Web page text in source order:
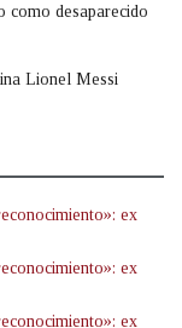
como desaparecido
Lionel Messi
ex
ex
ex